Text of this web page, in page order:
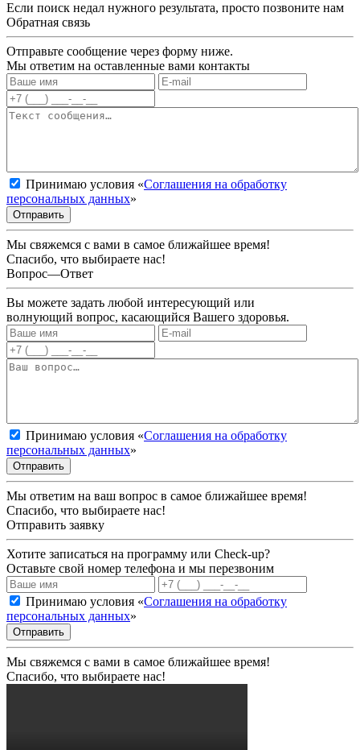
Если поиск недал нужного результата, просто позвоните нам
Обратная связь
Отправьте сообщение через форму ниже.
Мы ответим на оставленные вами контакты
Принимаю условия «Соглашения на обработку
персональных данных»
Отправить
Мы свяжемся с вами в самое ближайшее время!
Спасибо, что выбираете нас!
Вопрос—Ответ
Вы можете задать любой интересующий или
волнующий вопрос, касающийся Вашего здоровья.
Принимаю условия «Соглашения на обработку
персональных данных»
Отправить
Мы ответим на ваш вопрос в самое ближайшее время!
Спасибо, что выбираете нас!
Отправить заявку
Хотите записаться на программу или Check-up?
Оставьте свой номер телефона и мы перезвоним
Принимаю условия «Соглашения на обработку
персональных данных»
Отправить
Мы свяжемся с вами в самое ближайшее время!
Спасибо, что выбираете нас!